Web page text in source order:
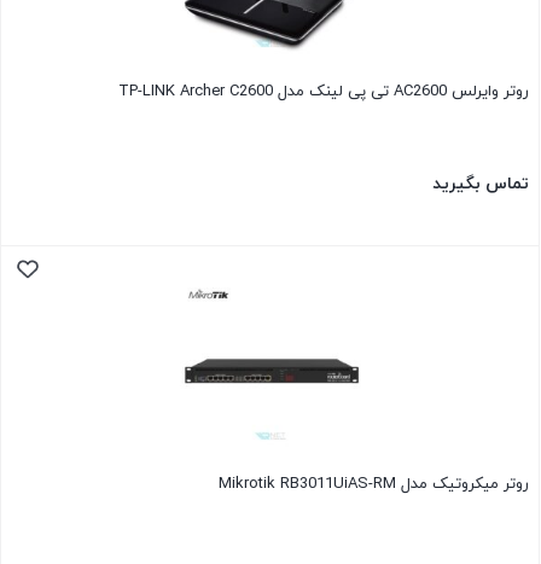
روتر وایرلس AC2600 تی پی لینک مدل TP-LINK Archer C2600
تماس بگیرید
روتر میکروتیک مدل Mikrotik RB3011UiAS-RM